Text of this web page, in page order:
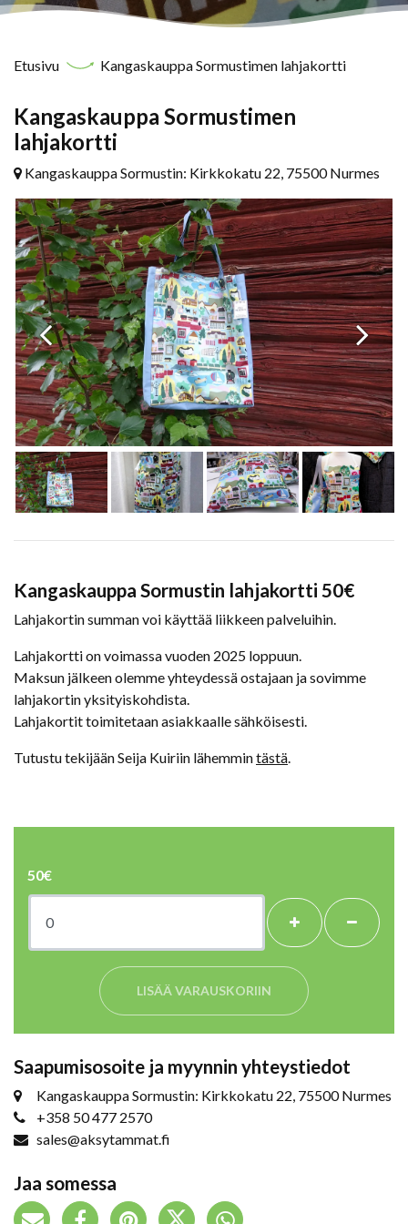
Etusivu Kangaskauppa Sormustimen lahjakortti
Kangaskauppa Sormustimen
lahjakortti
Kangaskauppa Sormustin: Kirkkokatu 22, 75500 Nurmes
Kangaskauppa Sormustin lahjakortti 50€
Lahjakortin summan voi käyttää liikkeen palveluihin.
Lahjakortti on voimassa vuoden 2025 loppuun.
Maksun jälkeen olemme yhteydessä ostajaan ja sovimme
lahjakortin yksityiskohdista.
Lahjakortit toimitetaan asiakkaalle sähköisesti.
Tutustu tekijään Seija Kuiriin lähemmintästä
50€
LISÄÄ VARAUSKORIIN
Saapumisosoite ja myynnin yhteystiedot
Kangaskauppa Sormustin: Kirkkokatu 22, 75500 Nurmes
+358 50 477 2570
sales@aksytammat.fi
Jaa somessa